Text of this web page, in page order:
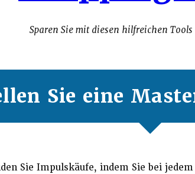
Sparen Sie mit diesen hilfreichen
Sie eine
Sie Impulskäufe, indem Sie bei